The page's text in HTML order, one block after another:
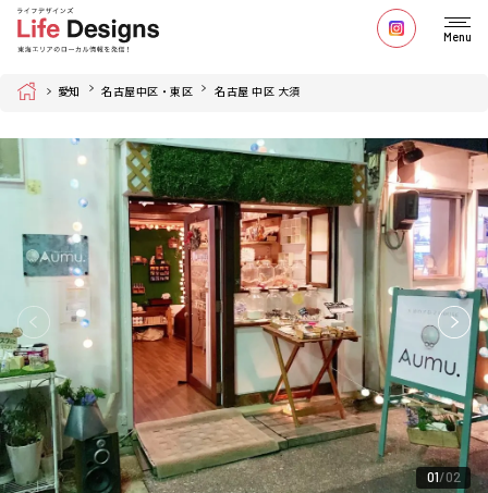
Menu
Home 愛知 名古屋中区・東区 名古屋 中区 大須
01 02